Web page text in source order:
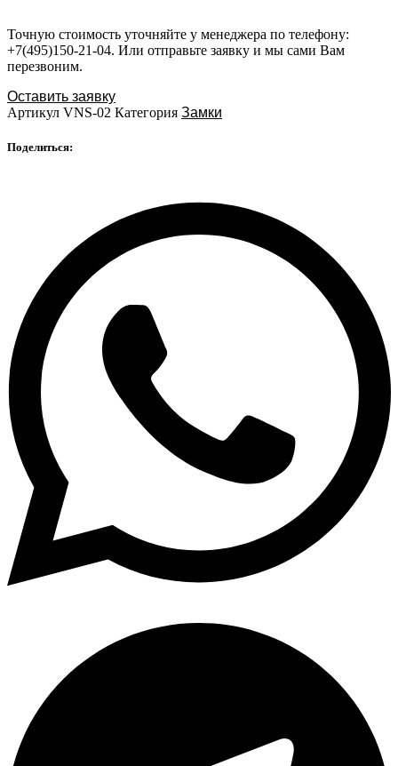
Точную стоимость уточняйте у менеджера по телефону:
+7(495)150-21-04. Или отправьте заявку и мы сами Вам
перезвоним.
Оставить заявку
Артикул VNS-02 Категория Замки
Поделиться: